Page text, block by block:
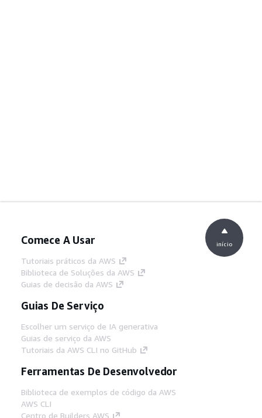
Comece A Usar
Tutoriais práticos da AWS
Biblioteca de Soluções da AWS
Guias de decisão da AWS
Guias De Serviço
Escolher um serviço de IA generativa
Guias de serviço da AWS
Tutoriais da AWS CLI no GitHub
Ferramentas De Desenvolvedor
Biblioteca de exemplos de código da AWS
AWS CLI
Centro de Builders AWS
início